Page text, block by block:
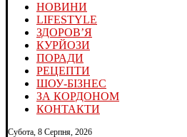
НОВИНИ
LIFESTYLE
ЗДОРОВ’Я
КУРЙОЗИ
ПОРАДИ
РЕЦЕПТИ
ШОУ-БІЗНЕС
ЗА КОРДОНОМ
КОНТАКТИ
Субота, 8 Серпня, 2026